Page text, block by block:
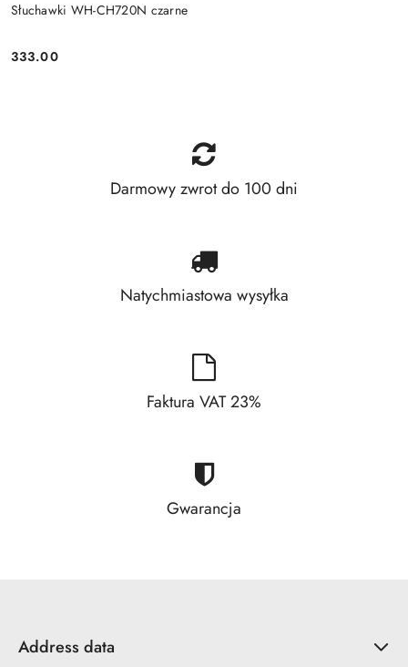
Słuchawki WH-CH720N czarne
Price:
333.00
Darmowy zwrot do 100 dni
Natychmiastowa wysyłka
Faktura VAT 23%
Gwarancja
Address data